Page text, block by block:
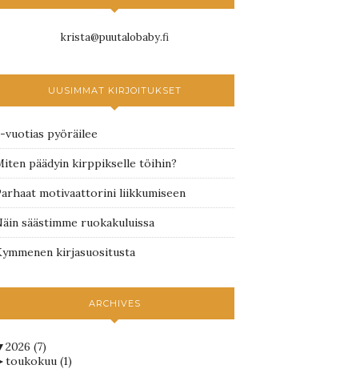
krista@puutalobaby.fi
UUSIMMAT KIRJOITUKSET
vuotias pyöräilee
päädyin kirppikselle töihin?
motivaattorini liikkumiseen
säästimme ruokakuluissa
kirjasuositusta
ARCHIVES
2026 (7)
toukokuu (1)